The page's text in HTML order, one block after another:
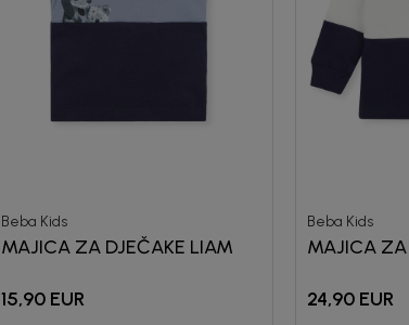
Beba Kids
MAJICA ZA DJEČAKE LIAM
15,90 EUR
Beba Kids
MAJICA ZA
24,90 EUR